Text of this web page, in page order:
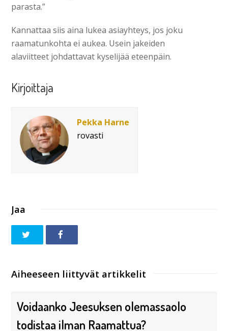
parasta.”
Kannattaa siis aina lukea asiayhteys, jos joku
raamatunkohta ei aukea. Usein jakeiden
alaviitteet johdattavat kyselijää eteenpäin.
Kirjoittaja
Pekka Harne
rovasti
Jaa
Aiheeseen liittyvät artikkelit
Voidaanko Jeesuksen olemassaolo
todistaa ilman Raamattua?